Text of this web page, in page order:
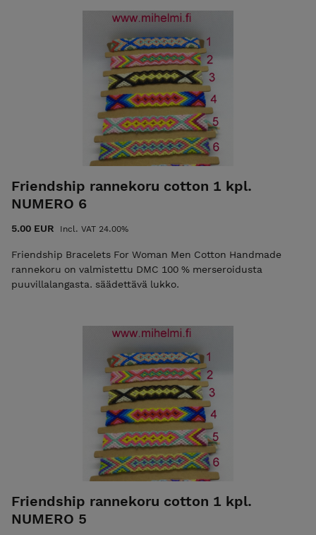
Friendship rannekoru cotton 1 kpl.
NUMERO 6
5.00 EUR Incl. VAT 24.00%
Friendship Bracelets For Woman Men Cotton Handmade
rannekoru on valmistettu DMC 100 % merseroidusta
puuvillalangasta. säädettävä lukko.
Friendship rannekoru cotton 1 kpl.
NUMERO 5